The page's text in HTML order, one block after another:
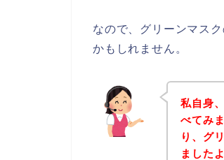
なので、グリーンマス
かもしれません。
私自身
べてみ
り、グ
ました